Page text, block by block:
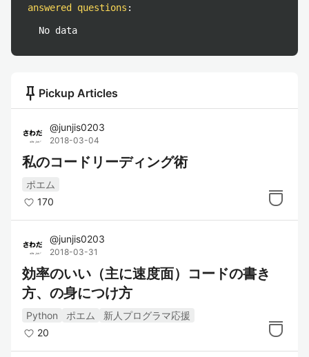
answered questions :
No data
push_pin Pickup Articles
@junjis0203
2018-03-04
私のコードリーディング術
ポエム
170
@junjis0203
2018-03-31
効率のいい（主に速度面）コードの書き
方、の身につけ方
Python ポエム
新人プログラマ応援
20